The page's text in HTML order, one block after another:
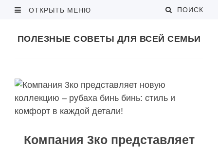
ОТКРЫТЬ МЕНЮ ПОИСК
ПОЛЕЗНЫЕ СОВЕТЫ ДЛЯ ВСЕЙ СЕМЬИ
Компания 3ко представляет